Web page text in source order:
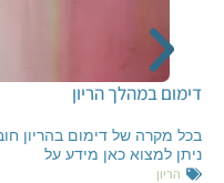
דימום במהלך הריון
בכל מקרה של דימום בהריון
ניתן למצוא כאן מידע על
הריון